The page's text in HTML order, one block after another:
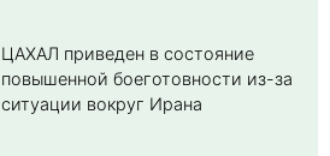
ЦАХАЛ приведен в состояние
повышенной боеготовности из-за
ситуации вокруг Ирана